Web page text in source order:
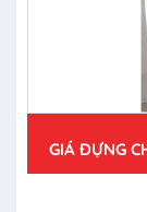
GIÁ ĐỰNG